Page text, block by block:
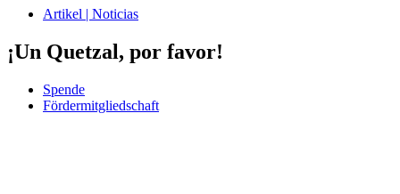
Artikel | Noticias
¡Un Quetzal, por favor!
Spende
Fördermitgliedschaft